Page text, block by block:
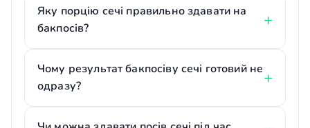
Яку порцію сечі правильно здавати на
бакпосів?
Чому результат бакпосіву сечі готовий не
одразу?